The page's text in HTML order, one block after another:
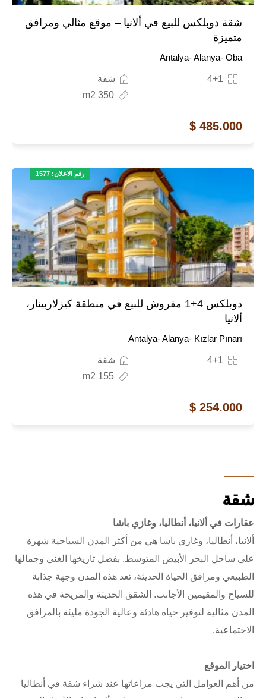
شقة دوبلكس للبيع في ألانيا – موقع مثالي ومرافق
متميزة
Antalya- Alanya- Oba
شقة
4+1
350 m2
485.000 $
رقم الاعلان: 1577
دوبلكس 4+1 مفروش للبيع في منطقة كيزلاربينار،
ألانيا
Antalya- Alanya- Kızlar Pınarı
شقة
4+1
155 m2
254.000 $
شقة
عقارات في ألانيا، أنطاليا، وغازي باشا
ألانيا، أنطاليا، وغازي باشا هي من أكثر المدن السياحية شهرة
على ساحل البحر الأبيض المتوسط. بفضل تاريخها الغني وجمالها
الطبيعي ومرافق الحياة الحديثة، تعد هذه المدن وجهة جذابة
للسياح والمقيمين الأجانب. الشقق الحديثة والمريحة في هذه
المدن مثالية لتوفير حياة هادئة وعالية الجودة مليئة بالمرافق
الاجتماعية.
اختيار الموقع
من أهم العوامل التي يجب مراعاتها عند شراء شقة في أنطاليا